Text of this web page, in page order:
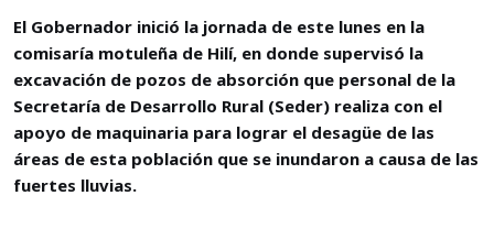
El Gobernador inició la jornada de este lunes en la
comisaría motuleña de Hilí, en donde supervisó la
excavación de pozos de absorción que personal de la
Secretaría de Desarrollo Rural (Seder) realiza con el
apoyo de maquinaria para lograr el desagüe de las
áreas de esta población que se inundaron a causa de las
fuertes lluvias.